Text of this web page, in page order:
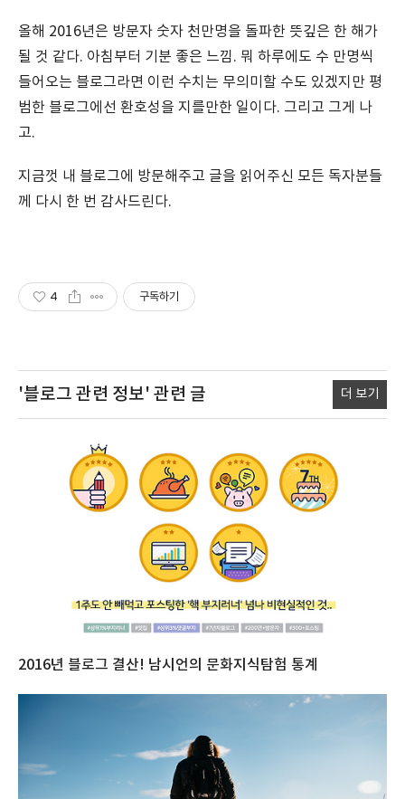
올해 2016년은 방문자 숫자 천만명을 돌파한 뜻깊은 한 해가
될 것 같다. 아침부터 기분 좋은 느낌. 뭐 하루에도 수 만명씩
들어오는 블로그라면 이런 수치는 무의미할 수도 있겠지만 평
범한 블로그에선 환호성을 지를만한 일이다. 그리고 그게 나
고.
지금껏 내 블로그에 방문해주고 글을 읽어주신 모든 독자분들
께 다시 한 번 감사드린다.
4 구독하기
'블로그 관련 정보' 관련 글 더 보기
2016년 블로그 결산! 남시언의 문화지식탐험 통계